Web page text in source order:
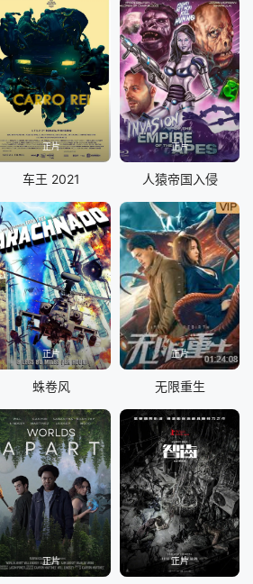
正片
车王 2021
正片
人猿帝国入侵
正片
蛛卷风
正片
无限重生
正片 正片